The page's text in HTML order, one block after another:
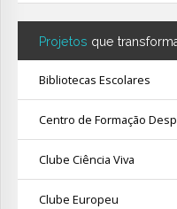
Projetos que
Bibliotecas Escolares
Centro de Formação
Clube Ciência Viva
Clube Europeu